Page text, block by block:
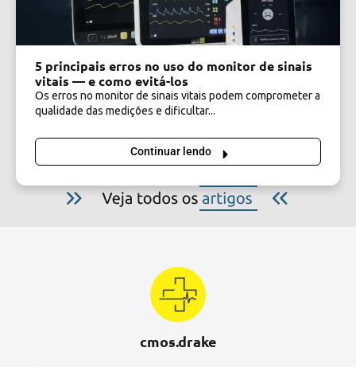
5 principais erros no uso do monitor de sinais
vitais — e como evitá-los
Os erros no monitor de sinais vitais podem comprometer a
qualidade das medições e dificultar...
Continuar lendo
cmos.drake